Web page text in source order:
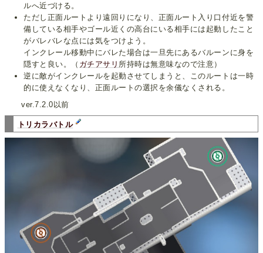
ルへ近づける。
ただし正面ルートより遠回りになり、正面ルート入り口付近を警
備している相手やゴール近くの高台にいる相手には起動したこと
がバレバレな点には気をつけよう。
インクレール移動中にバレた場合は一旦先にあるバルーンに身を
隠すと良い。（ ガチアサリ 所持時は無意味なので注意）
逆に敵がインクレールを起動させてしまうと、このルートは一時
的に使えなくなり、正面ルートの選択を余儀なくされる。
ver.7.2.0以前
トリカラバトル